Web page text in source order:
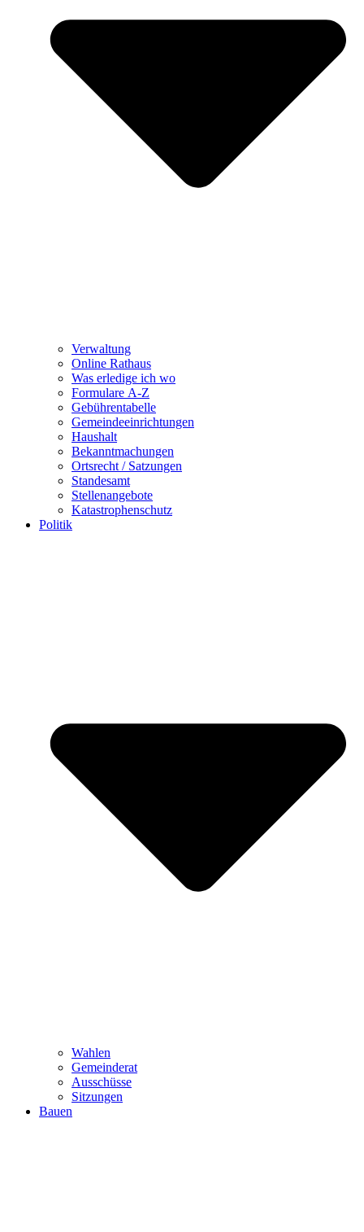
Verwaltung
Online Rathaus
Was erledige ich wo
Formulare A-Z
Gebührentabelle
Gemeindeeinrichtungen
Haushalt
Bekanntmachungen
Ortsrecht / Satzungen
Standesamt
Stellenangebote
Katastrophenschutz
Politik
Wahlen
Gemeinderat
Ausschüsse
Sitzungen
Bauen